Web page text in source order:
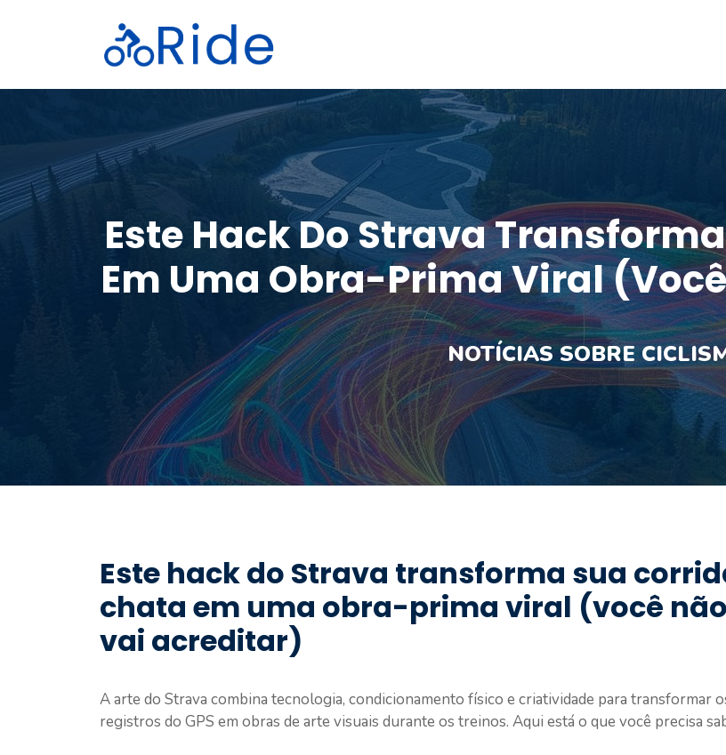
Este Hack Do Strava
Em Uma Obra-Prima Viral
NOTÍCIAS SOBRE
Este hack do Strava transforma sua
chata em uma obra-prima viral (você não
vai acreditar)
A arte do Strava combina tecnologia, condicionamento físico e criatividade para transformar
registros do GPS em obras de arte visuais durante os treinos. Aqui está o que você precisa